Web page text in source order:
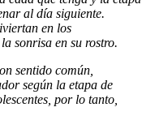
al día siguiente.
en los
sonrisa en su rostro.
sentido común,
según la etapa de
por lo tanto,